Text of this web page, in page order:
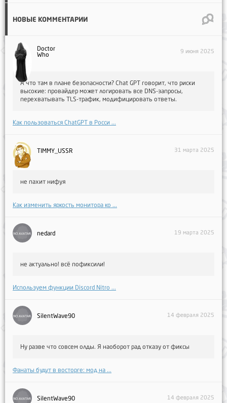
НОВЫЕ КОММЕНТАРИИ
Doctor
Who
9 июня 2025
А что там в плане безопасности? Chat GPT говорит, что риски
высокие: провайдер может логировать все DNS-запросы,
перехватывать TLS-трафик, модифицировать ответы.
Как пользоваться ChatGPT в Росси ...
TIMMY_USSR 31 марта 2025
не пахит нифуя
Как изменить яркость монитора ко ...
nedard 19 марта 2025
не актуально! всё пофиксили!
Используем функции Discord Nitro ...
SilentWave90 14 февраля 2025
Ну разве что совсем олды. Я наоборот рад отказу от фиксы
Фанаты будут в восторге: мод на ...
SilentWave90 14 февраля 2025